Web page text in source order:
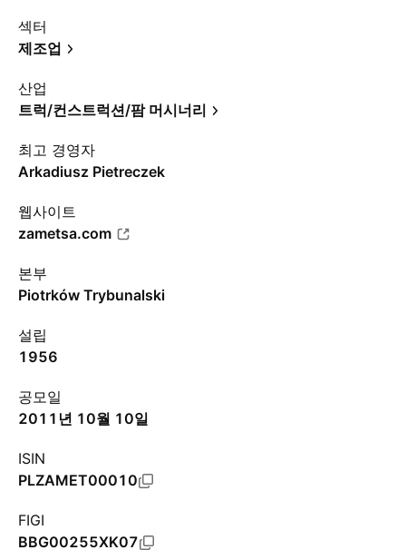
섹터
제조업
산업
트럭/컨스트럭션/팜 머시너리
최고 경영자
Arkadiusz Pietreczek
웹사이트
zametsa.com
본부
Piotrków Trybunalski
설립
1956
공모일
2011년 10월 10일
ISIN
PLZAMET00010
FIGI
BBG00255XK07